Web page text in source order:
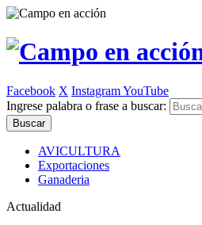
Facebook X InstagramYouTube
Ingrese palabra o frase a buscar:
AVICULTURA
Exportaciones
Ganaderia
Actualidad